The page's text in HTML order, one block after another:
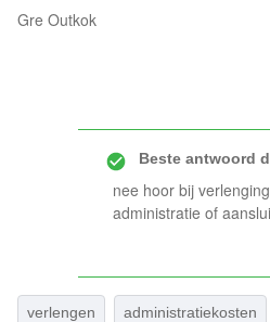
Gre Outkok
Beste antwoord
nee hoor bij
administratie of
verlengen administratiekosten